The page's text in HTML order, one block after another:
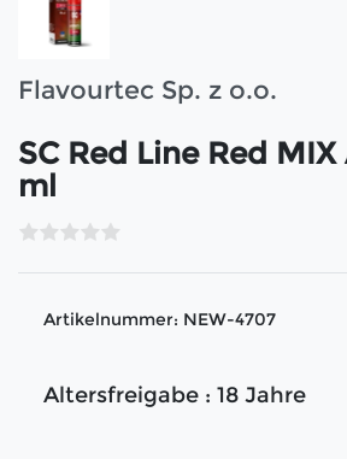
Flavourtec Sp. z o.o.
SC Red Line Red
ml
Artikelnummer: NEW-4707
Altersfreigabe : 18 Jahre